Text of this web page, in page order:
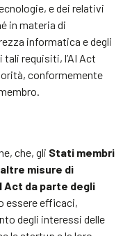
e dei relativi
in materia di
informatica e degli
requisiti, l’AI Act
conformemente
che, gli Stati membri
misure di
Act da parte degli
essere efficaci,
degli interessi delle